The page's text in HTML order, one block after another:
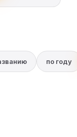
по году